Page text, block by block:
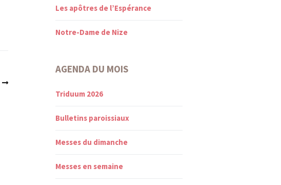
Les apôtres de l’Espérance
Notre-Dame de Nize
AGENDA DU MOIS
Triduum 2026
Bulletins paroissiaux
Messes du dimanche
Messes en semaine